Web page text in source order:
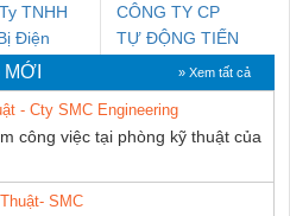
TNHH
Điện
Thịnh
CÔNG TY CP
TỰ ĐỘNG TIẾN
» Xem tất cả
- Cty SMC Engineering
công việc tại phòng kỹ thuật của
SMC